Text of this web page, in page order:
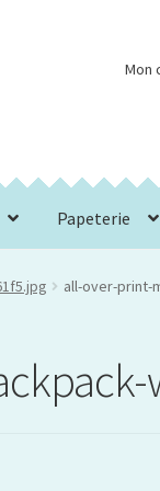
Mon
Papeterie
all-over-print-